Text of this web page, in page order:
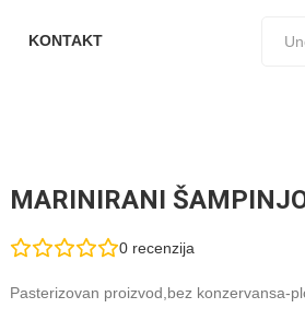
KONTAKT
MARINIRANI
0 recenzija
Pasterizovan proizvod,bez konzervansa-